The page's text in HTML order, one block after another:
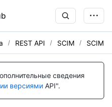
REST API SCIM SCIM
сведения
версиями API".